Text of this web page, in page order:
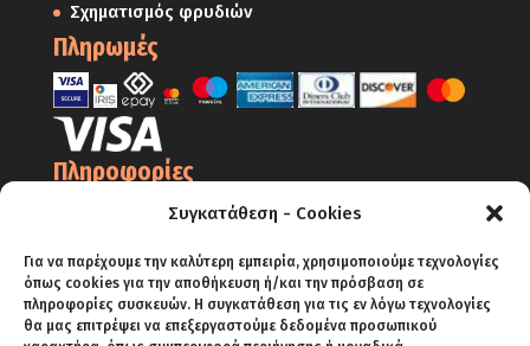
Συγκατάθεση - Cookies
Για να παρέχουμε την καλύτερη εμπειρία, χρησιμοποιούμε τεχνολογίες
όπως cookies για την αποθήκευση ή/και την πρόσβαση σε
πληροφορίες συσκευών. Η συγκατάθεση για τις εν λόγω τεχνολογίες
θα μας επιτρέψει να επεξεργαστούμε δεδομένα προσωπικού
Σχηματισμός φρυδιών
Πληρωμές
Πληροφορίες
Ο Λογαριασμός μου
Πολιτική Απορρήτου – Cookies
Πολιτική Επιστροφών